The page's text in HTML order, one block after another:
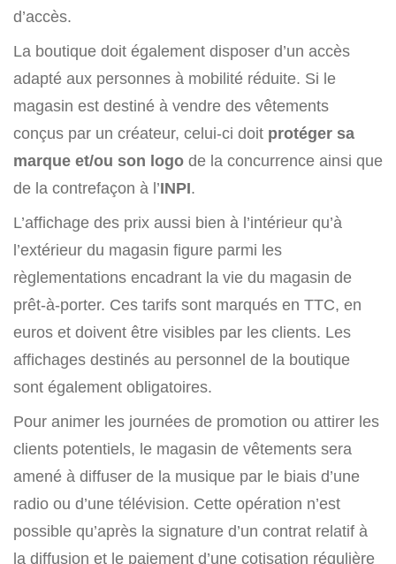
d’accès.
La boutique doit également disposer d’un accès
adapté aux personnes à mobilité réduite. Si le
magasin est destiné à vendre des vêtements
conçus par un créateur, celui-ci doit protéger sa
marque et/ou son logo de la concurrence ainsi que
de la contrefaçon à l’INPI.
L’affichage des prix aussi bien à l’intérieur qu’à
l’extérieur du magasin figure parmi les
règlementations encadrant la vie du magasin de
prêt-à-porter. Ces tarifs sont marqués en TTC, en
euros et doivent être visibles par les clients. Les
affichages destinés au personnel de la boutique
sont également obligatoires.
Pour animer les journées de promotion ou attirer les
clients potentiels, le magasin de vêtements sera
amené à diffuser de la musique par le biais d’une
radio ou d’une télévision. Cette opération n’est
possible qu’après la signature d’un contrat relatif à
la diffusion et le paiement d’une cotisation régulière